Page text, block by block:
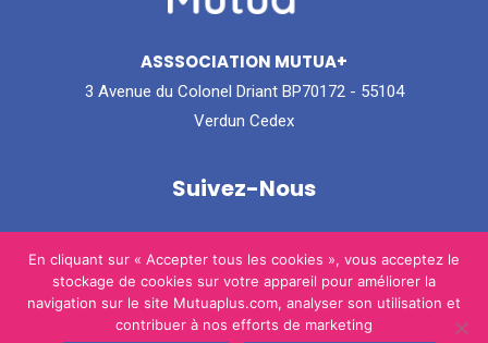
ASSSOCIATION MUTUA+
3 Avenue du Colonel Driant BP70172 - 55104
Verdun Cedex
Suivez-Nous
Instagram
Facebook
En cliquant sur « Accepter tous les cookies », vous acceptez le
stockage de cookies sur votre appareil pour améliorer la
navigation sur le site Mutuaplus.com, analyser son utilisation et
contribuer à nos efforts de marketing